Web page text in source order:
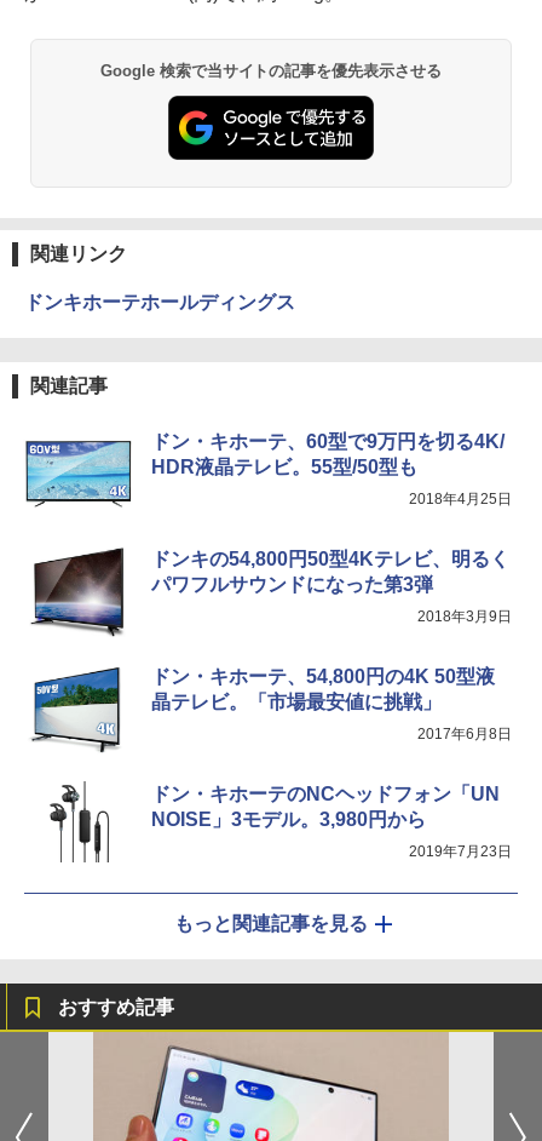
Google 検索で当サイトの記事を優先表示させる
関連リンク
ドンキホーテホールディングス
関連記事
ドン・キホーテ、60型で9万円を切る4K/
HDR液晶テレビ。55型/50型も
2018年4月25日
ドンキの54,800円50型4Kテレビ、明るく
パワフルサウンドになった第3弾
2018年3月9日
ドン・キホーテ、54,800円の4K 50型液
晶テレビ。「市場最安値に挑戦」
2017年6月8日
ドン・キホーテのNCヘッドフォン「UN
NOISE」3モデル。3,980円から
2019年7月23日
もっと関連記事を見る
おすすめ記事